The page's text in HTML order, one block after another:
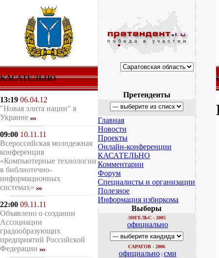
КАСАТЕЛЬНО
13:19 06.04.12
"Новая элита нации" в
Украине
09:00 10.11.11
Всероссийская молодежная
конференция
«Компьютерные технологии
в библиотечно-
информационных
системах»
22:00 09.11.11
Объявлено о создании
Ассоциации
градообразующих
предприятий Российской
Федерации
Претенденты
Главная
Новости
Проекты
Онлайн-конференции
КАСАТЕЛЬНО
Комментарии
Форум
Специалисты и организации
Полезное
Информация избиркома
Выборы
ЭНГЕЛЬС - 2005
официально
САРАТОВ - 2006
официально | сми